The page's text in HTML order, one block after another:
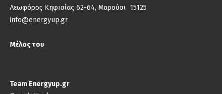
Λεωφόρος Κηφισίας 62-64, Μαρούσι 15125
info@energyup.gr
Μέλος του
Team Energyup.gr